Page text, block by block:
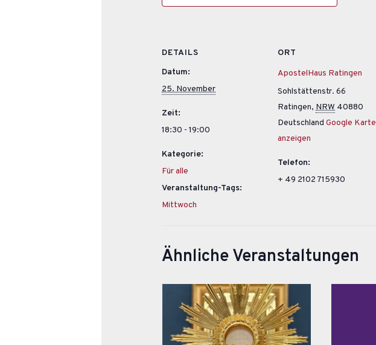
DETAILS
Datum:
25. November
Zeit:
18:30 - 19:00
Kategorie:
Für alle
Veranstaltung-Tags:
Mittwoch
ORT
ApostelHaus Ratingen
Sohlstättenstr. 66
Ratingen, NRW 40880
Deutschland Google Karte
anzeigen
Telefon:
+ 49 2102 715930
Ähnliche Veranstaltungen